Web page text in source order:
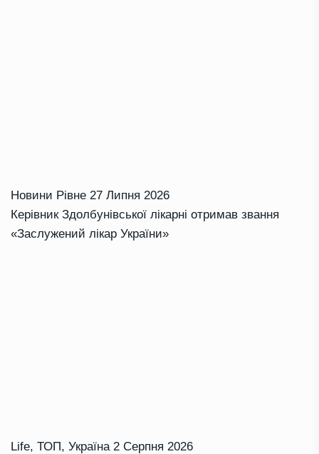
Новини Рівне 27 Липня 2026
Керівник Здолбунівської лікарні отримав звання
«Заслужений лікар України»
Life, ТОП, Україна 2 Серпня 2026